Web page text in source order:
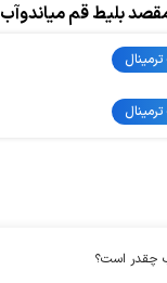
بلیط قم میاندوآب
چقدر است؟